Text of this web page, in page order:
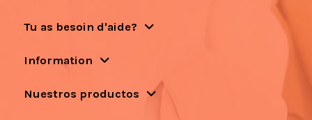
Tu as besoin d'aide?
Information
Nuestros productos